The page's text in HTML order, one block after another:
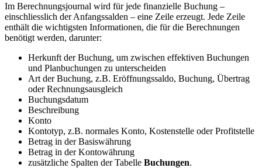
Im Berechnungsjournal wird für jede finanzielle Buchung –
einschliesslich der Anfangssalden – eine Zeile erzeugt. Jede Zeile
enthält die wichtigsten Informationen, die für die Berechnungen
benötigt werden, darunter:
Herkunft der Buchung, um zwischen effektiven Buchungen
und Planbuchungen zu unterscheiden
Art der Buchung, z.B. Eröffnungssaldo, Buchung, Übertrag
oder Rechnungsausgleich
Buchungsdatum
Beschreibung
Konto
Kontotyp, z.B. normales Konto, Kostenstelle oder Profitstelle
Betrag in der Basiswährung
Betrag in der Kontowährung
zusätzliche Spalten der Tabelle Buchungen.